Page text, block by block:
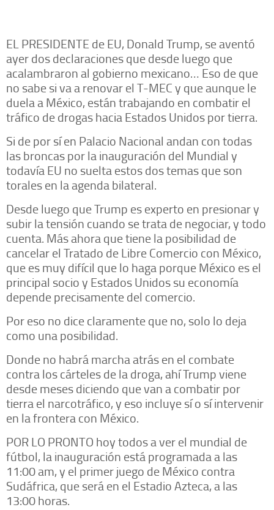
EL PRESIDENTE de EU, Donald Trump, se aventó
ayer dos declaraciones que desde luego que
acalambraron al gobierno mexicano… Eso de que
no sabe si va a renovar el T-MEC y que aunque le
duela a México, están trabajando en combatir el
tráfico de drogas hacia Estados Unidos por tierra.
Si de por sí en Palacio Nacional andan con todas
las broncas por la inauguración del Mundial y
todavía EU no suelta estos dos temas que son
torales en la agenda bilateral.
Desde luego que Trump es experto en presionar y
subir la tensión cuando se trata de negociar, y todo
cuenta. Más ahora que tiene la posibilidad de
cancelar el Tratado de Libre Comercio con México,
que es muy difícil que lo haga porque México es el
principal socio y Estados Unidos su economía
depende precisamente del comercio.
Por eso no dice claramente que no, solo lo deja
como una posibilidad.
Donde no habrá marcha atrás en el combate
contra los cárteles de la droga, ahí Trump viene
desde meses diciendo que van a combatir por
tierra el narcotráfico, y eso incluye sí o sí intervenir
en la frontera con México.
POR LO PRONTO hoy todos a ver el mundial de
fútbol, la inauguración está programada a las
11:00 am, y el primer juego de México contra
Sudáfrica, que será en el Estadio Azteca, a las
13:00 horas.